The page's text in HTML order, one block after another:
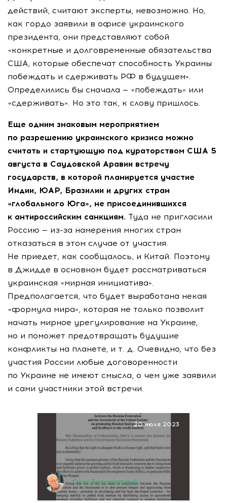
действий, считают эксперты, невозможно. Но,
как гордо заявили в офисе украинского
президента, они представляют собой
«конкретные и долговременные обязательства
США, которые обеспечат способность Украины
побеждать и сдерживать РФ в будущем».
Определились бы сначала — «побеждать» или
«сдерживать». Но это так, к слову пришлось.
Еще одним знаковым мероприятием
по разрешению украинского кризиса можно
считать и стартующую под кураторством США 5
августа в Саудовской Аравии встречу
государств, в которой планируется участие
Индии, ЮАР, Бразилии и других стран
«глобального Юга», не присоединившихся
к антироссийским санкциям. Туда не пригласили
Россию — из-за намерения многих стран
отказаться в этом случае от участия.
Не приедет, как сообщалось, и Китай. Поэтому
в Джидде в основном будет рассматриваться
украинская «мирная инициатива».
Предполагается, что будет выработана некая
«формула мира», которая не только позволит
начать мирное урегулирование на Украине,
но и поможет предотвращать будущие
конфликты на планете, и т. д. Очевидно, что без
участия России любые договоренности
по Украине не имеют смысла, о чем уже заявили
и сами участники этой встречи.
20 июля 2023
Олег Бессмертный